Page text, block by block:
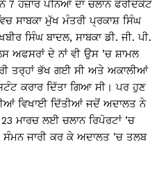
7 ਹਜ਼ਾਰ ਪੰਨਿਆਂ ਦਾ ਚਲਾਨ ਫਰੀਦਕੋਟ
ਸਾਬਕਾ ਮੁੱਖ ਮੰਤਰੀ ਪ੍ਰਕਾਸ਼ ਸਿੰਘ
ਸਿੰਘ ਬਾਦਲ, ਸਾਬਕਾ ਡੀ. ਜੀ. ਪੀ.
ਦੇ ਨਾਂ ਵੀ ਉਸ ’ਚ ਸ਼ਾਮਲ
ਤਰ੍ਹਾਂ ਭੱਖ ਗਈ ਸੀ ਅਤੇ ਅਕਾਲੀਆਂ
ਕਰਾਰ ਦਿੱਤਾ ਗਿਆ ਸੀ। ਪਰ ਹੁਣ
ਵਿਖਾਈ ਦਿੱਤੀਆਂ ਜਦੋਂ ਅਦਾਲਤ ਨੇ
ਮਾਰਚ ਲਈ ਚਲਾਨ ਰਿਪੋਰਟਾਂ ’ਚ
ਜਾਰੀ ਕਰ ਕੇ ਅਦਾਲਤ ’ਚ ਤਲਬ